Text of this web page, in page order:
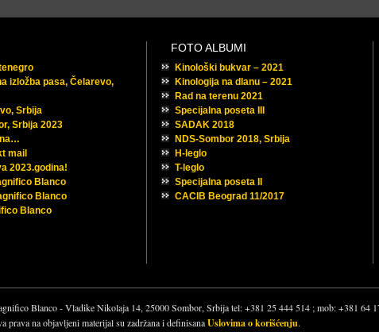
izložba pasa, Čelarevo,
Srbija
Srbija 2023
mail
2023.godina!
Blanco
Blanco
Blanco
FOTO ALBUMI
Kinološki bukvar – 2021
Kinologija na dlanu – 2021
Rad na terenu 2021
Specijalna poseta III
SADAK 2018
NDS-Sombor 2018, Srbija
H-leglo
T-leglo
Specijalna poseta II
CACIB Beograd 11/2017
Blanco - Vladike Nikolaja 14, 25000 Sombor, Srbija tel: +381 25 444 514 ; mob: +381 64
prava na objavljeni materijal su zadržana i definisanaUslovima o korišćenju.